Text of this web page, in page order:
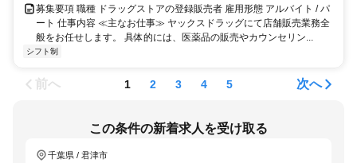
募集要項 職種 ドラッグストアの登録販売者 雇用形態 アルバイト / パ
ート 仕事内容 ≪主なお仕事≫ ヤックスドラッグにて店舗販売業務全
般をお任せします。 具体的には、医薬品の販売やカウンセリン...
シフト制
前へ 1 2 3 4 5 次へ
この条件の新着求人を受け取る
千葉県 / 君津市